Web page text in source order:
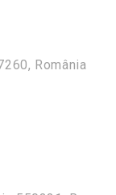
România